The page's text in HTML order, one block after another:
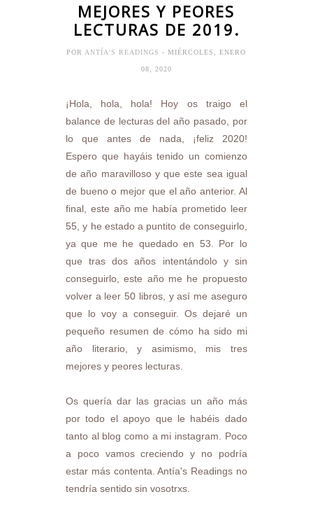
MEJORES Y PEORES
LECTURAS DE 2019.
POR ANTÍA'S READINGS- MIÉRCOLES, ENERO
08, 2020
¡Hola, hola, hola! Hoy os traigo el
balance de lecturas del año pasado, por
lo que antes de nada, ¡feliz 2020!
Espero que hayáis tenido un comienzo
de año maravilloso y que este sea igual
de bueno o mejor que el año anterior. Al
final, este año me había prometido leer
55, y he estado a puntito de conseguirlo,
ya que me he quedado en 53. Por lo
que tras dos años intentándolo y sin
conseguirlo, este año me he propuesto
volver a leer 50 libros, y así me aseguro
que lo voy a conseguir. Os dejaré un
pequeño resumen de cómo ha sido mi
año literario, y asimismo, mis tres
mejores y peores lecturas.
Os quería dar las gracias un año más
por todo el apoyo que le habéis dado
tanto al blog como a mi instagram. Poco
a poco vamos creciendo y no podría
estar más contenta. Antía's Readings no
tendría sentido sin vosotrxs.